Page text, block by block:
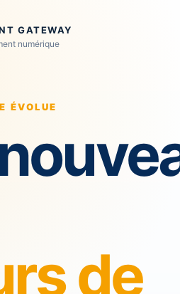
GATEWAY
numérique
ÉVOLUE
de